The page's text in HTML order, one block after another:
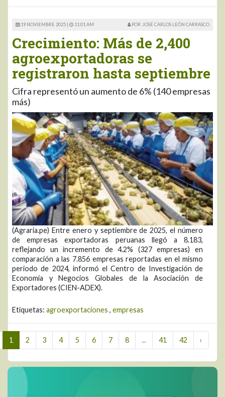
19 NOVIEMBRE 2025 | 11:01 AM POR: JOSÉ CARLOS LEÓN CARRASCO
Crecimiento: Más de 2,400
agroexportadoras se
registraron hasta septiembre
Cifra representó un aumento de 6% (140 empresas
más)
(Agraria.pe) Entre enero y septiembre de 2025, el número
de empresas exportadoras peruanas llegó a 8.183,
reflejando un incremento de 4.2% (327 empresas) en
comparación a las 7.856 empresas reportadas en el mismo
periodo de 2024, informó el Centro de Investigación de
Economía y Negocios Globales de la Asociación de
Exportadores (CIEN-ADEX).
Etiquetas: agroexportaciones , empresas
1 2 3 4 5 6 7 8 ... 41 42 ›